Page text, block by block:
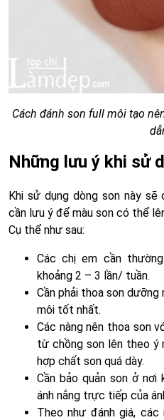
Cách đánh son full môi tạo
Những lưu ý khi sử
Khi sử dụng dòng son này
cần lưu ý để màu son có thể
Cụ thể như sau:
Các chị em cần
khoảng 2 – 3 lần/ tuần.
Cần phải thoa son
môi tốt nhất.
Các nàng nên thoa son
từ chồng son lên theo ý
hợp chất son quá dày.
Cần bảo quản son ở
ánh nắng trực tiếp của
Theo như đánh giá,